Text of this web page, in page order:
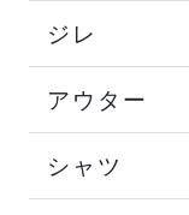
ジレ
アウター
シャツ